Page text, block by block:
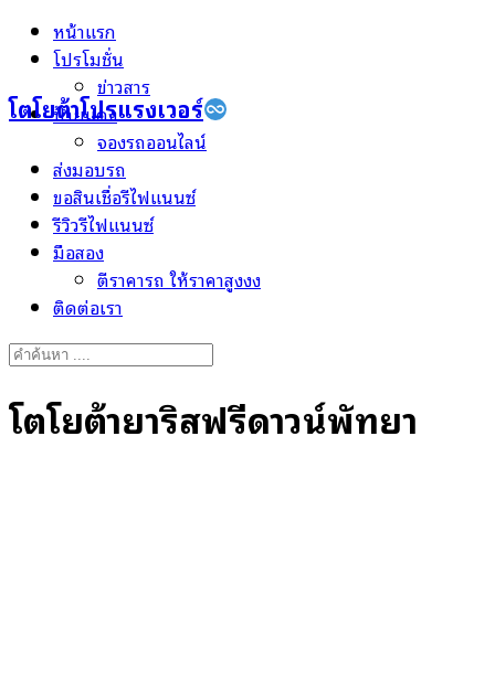
Skip
โตโยต้าโปรแรงเวอร์
หน้าแรก
โปรโมชั่น
ข่าวสาร
ป้ายแดง
จองรถออนไลน์
ส่งมอบรถ
ขอสินเชื่อรีไฟแนนซ์
รีวิวรีไฟแนนซ์
มือสอง
ตีราคารถ ให้ราคาสูงงง
ติดต่อเรา
Search
โตโยต้ายาริสฟรีดาวน์พัทยา